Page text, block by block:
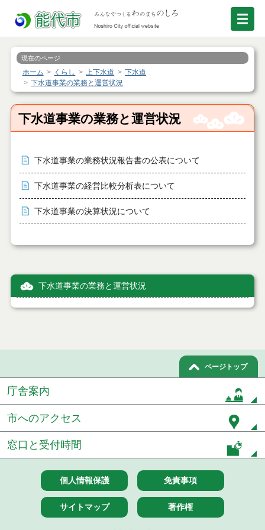
現在のページ
ホーム くらし 上下水道
下水道
下水道事業の業務と運営状況
下水道事業の業務と運営状況
下水道事業の業務状況報告書の公表について
下水道事業の経営比較分析表について
下水道事業の決算状況について
下水道事業の業務と運営状況
ページトップ
庁舎案内
市へのアクセス
窓口と受付時間
個人情報保護 免責事項
サイトマップ 著作権